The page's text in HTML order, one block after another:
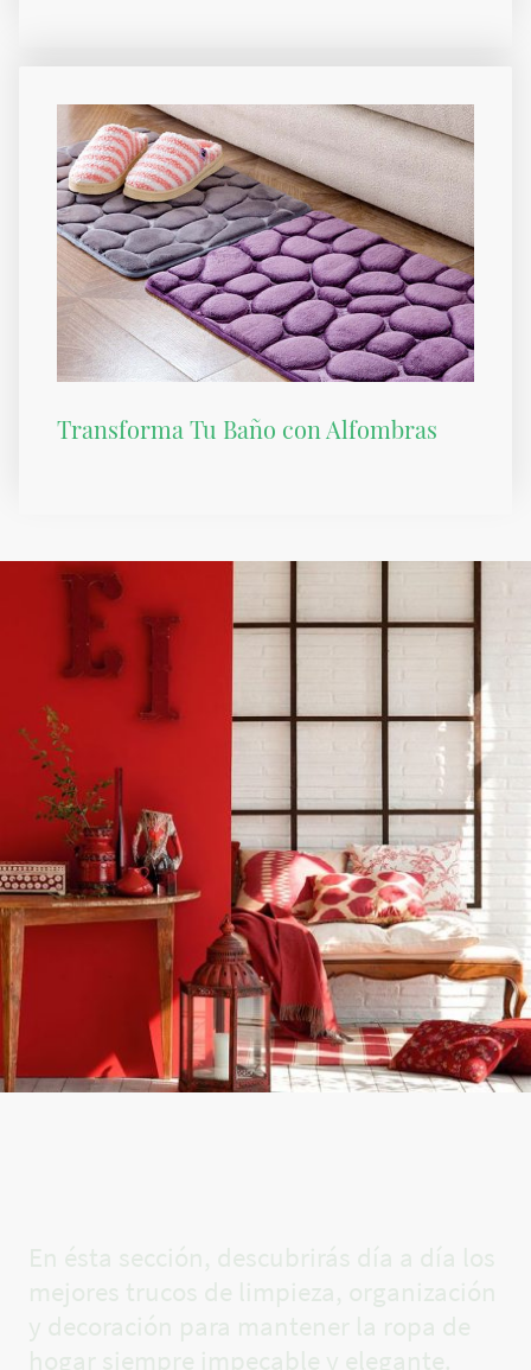
Transforma Tu Baño con Alfombras